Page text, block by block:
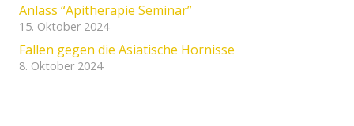
Anlass “Apitherapie Seminar”
15. Oktober 2024
Fallen gegen die Asiatische Hornisse
8. Oktober 2024